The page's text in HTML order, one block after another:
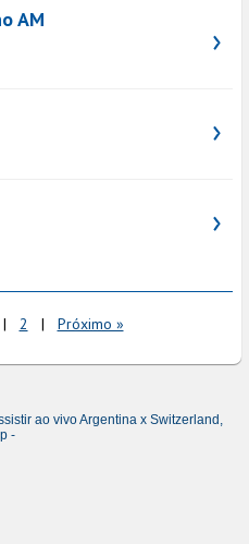
AM
| 2 | Próximo »
ao vivo Argentina x Switzerland,
-